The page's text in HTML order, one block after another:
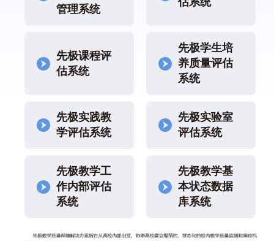
管理系统
先极课程评
估系统
先极学生培
养质量评估
系统
先极实践教
学评估系统
先极实验室
评估系统
先极教学工
作内部评估
系统
先极教学基
本状态数据
库系统